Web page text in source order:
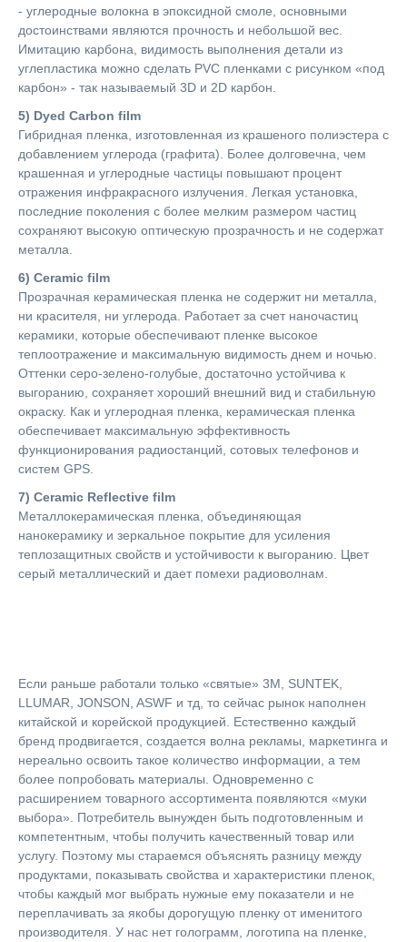
- углеродные волокна в эпоксидной смоле, основными
достоинствами являются прочность и небольшой вес.
Имитацию карбона, видимость выполнения детали из
углепластика можно сделать PVC пленками с рисунком «под
карбон» - так называемый 3D и 2D карбон.
5) Dyed Carbon film
Гибридная пленка, изготовленная из крашеного полиэстера с
добавлением углерода (графита). Более долговечна, чем
крашенная и углеродные частицы повышают процент
отражения инфракрасного излучения. Легкая установка,
последние поколения с более мелким размером частиц
сохраняют высокую оптическую прозрачность и не содержат
металла.
6) Ceramic film
Прозрачная керамическая пленка не содержит ни металла,
ни красителя, ни углерода. Работает за счет наночастиц
керамики, которые обеспечивают пленке высокое
теплоотражение и максимальную видимость днем и ночью.
Оттенки серо-зелено-голубые, достаточно устойчива к
выгоранию, сохраняет хороший внешний вид и стабильную
окраску. Как и углеродная пленка, керамическая пленка
обеспечивает максимальную эффективность
функционирования радиостанций, сотовых телефонов и
систем GPS.
7) Ceramic Reflective film
Металлокерамическая пленка, объединяющая
нанокерамику и зеркальное покрытие для усиления
теплозащитных свойств и устойчивости к выгоранию. Цвет
серый металлический и дает помехи радиоволнам.
Если раньше работали только «святые» 3M, SUNTEK,
LLUMAR, JONSON, ASWF и тд, то сейчас рынок наполнен
китайской и корейской продукцией. Естественно каждый
бренд продвигается, создается волна рекламы, маркетинга и
нереально освоить такое количество информации, а тем
более попробовать материалы. Одновременно с
расширением товарного ассортимента появляются «муки
выбора». Потребитель вынужден быть подготовленным и
компетентным, чтобы получить качественный товар или
услугу. Поэтому мы стараемся объяснять разницу между
продуктами, показывать свойства и характеристики пленок,
чтобы каждый мог выбрать нужные ему показатели и не
переплачивать за якобы дорогущую пленку от именитого
производителя. У нас нет голограмм, логотипа на пленке,